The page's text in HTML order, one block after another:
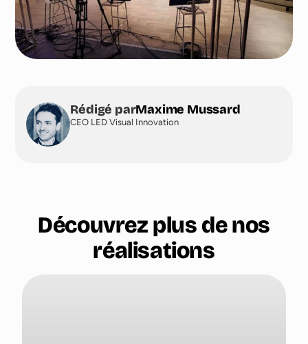
Rédigé parMaxime Mussard
CEO LED Visual Innovation
Découvrez plus de nos
réalisations